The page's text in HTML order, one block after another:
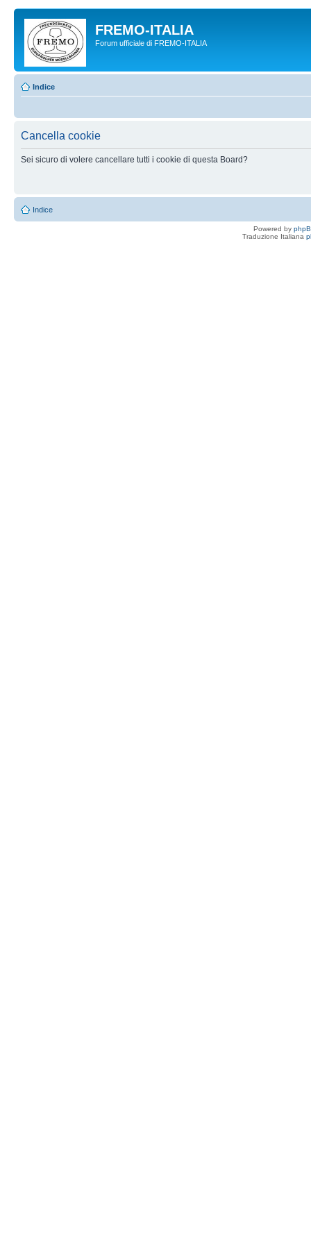
FREMO-ITALIA
Forum ufficiale di FREMO-ITALIA
Indice
Cancella cookie
Sei sicuro di volere cancellare tutti i cookie di questa Board?
Indice
Powered by
Traduzione Italiana